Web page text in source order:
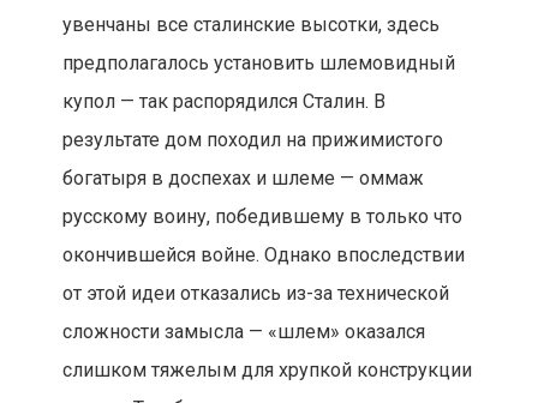
увенчаны все сталинские высотки, здесь
предполагалось установить шлемовидный
купол — так распорядился Сталин. В
результате дом походил на прижимистого
богатыря в доспехах и шлеме — оммаж
русскому воину, победившему в только что
окончившейся войне. Однако впоследствии
от этой идеи отказались из-за технической
сложности замысла — «шлем» оказался
слишком тяжелым для хрупкой конструкции